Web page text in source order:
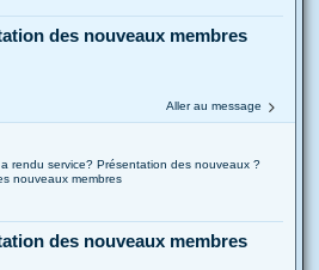
des nouveaux membres
Aller au message
rendu service? Présentation des nouveaux ?
nouveaux membres
des nouveaux membres